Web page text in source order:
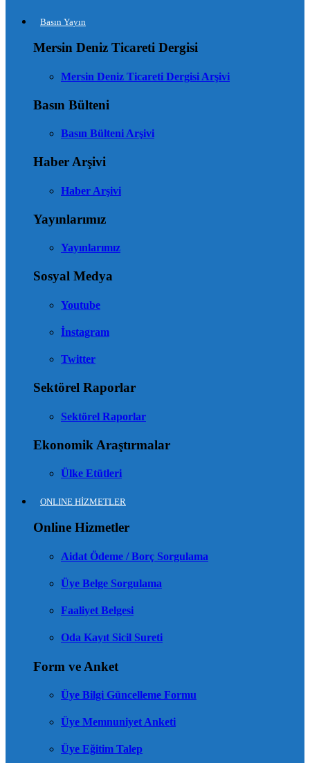
Basın Yayın
Mersin Deniz Ticareti Dergisi
Mersin Deniz Ticareti Dergisi Arşivi
Basın Bülteni
Basın Bülteni Arşivi
Haber Arşivi
Haber Arşivi
Yayınlarımız
Yayınlarımız
Sosyal Medya
Youtube
İnstagram
Twitter
Sektörel Raporlar
Sektörel Raporlar
Ekonomik Araştırmalar
Ülke Etütleri
ONLINE HİZMETLER
Online Hizmetler
Aidat Ödeme / Borç Sorgulama
Üye Belge Sorgulama
Faaliyet Belgesi
Oda Kayıt Sicil Sureti
Form ve Anket
Üye Bilgi Güncelleme Formu
Üye Memnuniyet Anketi
Üye Eğitim Talep